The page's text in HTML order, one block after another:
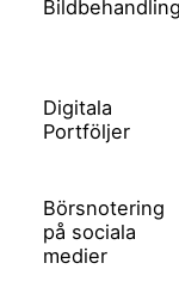
Bildbehandling
Digitala
Portföljer
Börsnotering
på sociala
medier